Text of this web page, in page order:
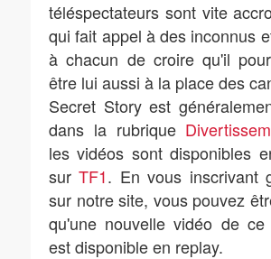
téléspectateurs sont vite
qui fait appel à des inconnus
à chacun de croire qu'il
être lui aussi à la place des
Secret Story est
dans la rubrique
les vidéos sont disponibles
surTF1. En vous inscrivant
sur notre site, vous pouvez
qu'une nouvelle vidéo de ce
est disponible en replay.